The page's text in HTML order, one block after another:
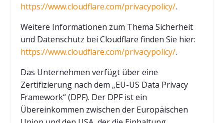
https://www.cloudflare.com/privacypolicy/.
Weitere Informationen zum Thema Sicherheit
und Datenschutz bei Cloudflare finden Sie hier:
https://www.cloudflare.com/privacypolicy/.
Das Unternehmen verfügt über eine
Zertifizierung nach dem „EU-US Data Privacy
Framework“ (DPF). Der DPF ist ein
Übereinkommen zwischen der Europäischen